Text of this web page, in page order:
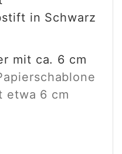
in Schwarz
mit ca. 6 cm
etwa 6 cm